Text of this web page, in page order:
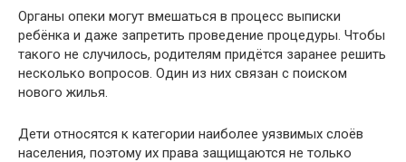
Органы опеки могут вмешаться в процесс выписки
ребёнка и даже запретить проведение процедуры. Чтобы
такого не случилось, родителям придётся заранее решить
несколько вопросов. Один из них связан с поиском
нового жилья.
Дети относятся к категории наиболее уязвимых слоёв
населения, поэтому их права защищаются не только